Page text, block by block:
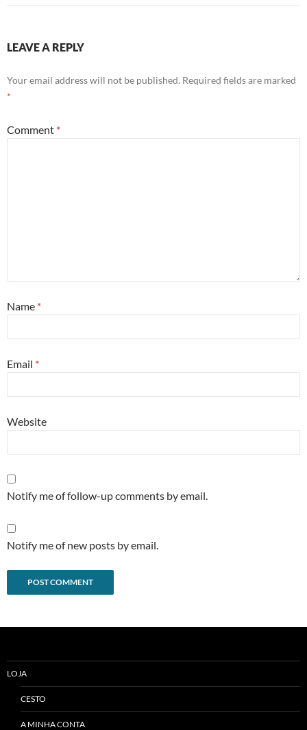
LEAVE A REPLY
Your email address will not be published. Required fields are marked
*
Comment *
Name *
Email *
Website
Notify me of follow-up comments by email.
Notify me of new posts by email.
LOJA
CESTO
A MINHA CONTA